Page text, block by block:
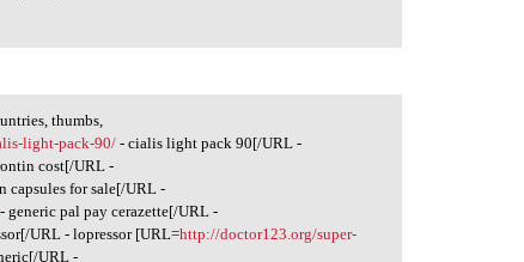
thumbs,
light-pack-90/ - cialis light pack 90[/URL -
cost[/URL -
capsules for sale[/URL -
- generic pal pay cerazette[/URL -
URL - lopressor [URL=http://doctor123.org/super-
URL -